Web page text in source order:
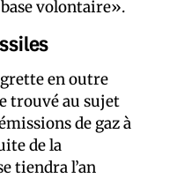
volontaire».
en outre
trouvé au sujet
de gaz à
de la
tiendra l’an